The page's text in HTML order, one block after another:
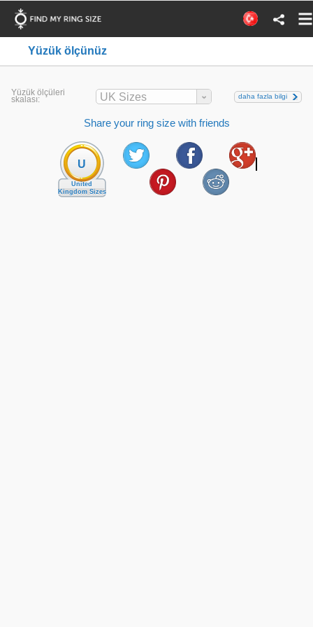
Yüzük ölçünüz
Yüzük ölçüleri
skalası: UK Sizes daha fazla bilgi
Share your ring size with friends
U
United
Kingdom Sizes